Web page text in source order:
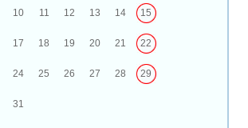
10 11 12 13 14 15
17 18 19 20 21 22
24 25 26 27 28 29
31